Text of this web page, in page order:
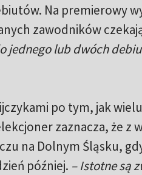
Na premierowy
zawodników
jednego lub dwóch
po tym, jak
zaznacza, że z
na Dolnym Śląsku,
później. – Istotne są